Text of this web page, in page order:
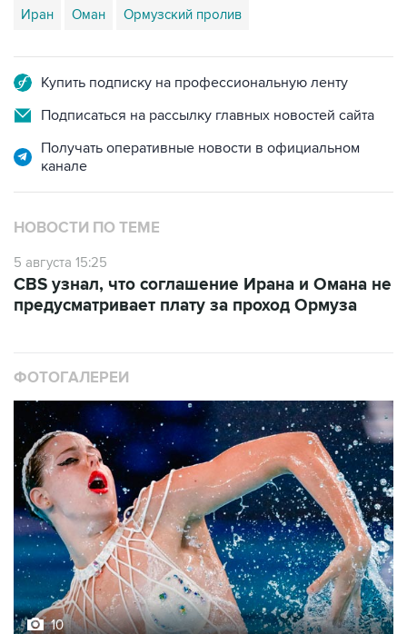
Иран Оман Ормузский пролив
Купить подписку на профессиональную ленту
Подписаться на рассылку главных новостей сайта
Получать оперативные новости в официальном
канале
НОВОСТИ ПО ТЕМЕ
5 августа 15:25
CBS узнал, что соглашение Ирана и Омана не
предусматривает плату за проход Ормуза
ФОТОГАЛЕРЕИ
10